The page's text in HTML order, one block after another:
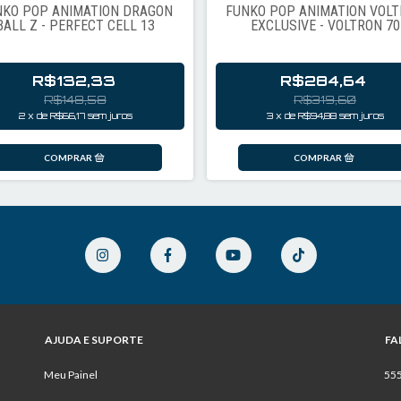
POP ANIMATION DRAGON
Z - PERFECT CELL 13
R$132,33
R$148,58
2 x de R$66,17 sem juros
FUNKO POP ANIMATION
EXCLUSIVE - VOLTRON 70
R$284,64
R$319,60
3 x de R$94,88 sem juros
AJUDA E SUPORTE
Meu Painel